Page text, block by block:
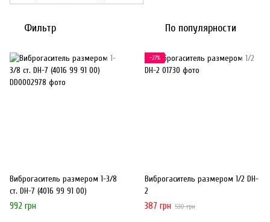
Фильтр По популярности
Виброгаситель размером 1-3/8
ст. DH-7 (4016 99 91 00)
992 грн
−27%
Виброгаситель размером 1/2 DH-
2
387 грн 530 грн